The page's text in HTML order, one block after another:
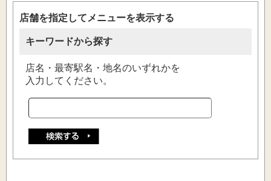
店舗を指定してメニューを表示する
キーワードから探す
店名・最寄駅名・地名のいずれかを
入力してください。